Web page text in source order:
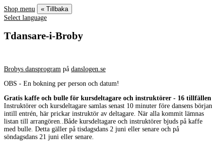
Shop menu
« Tillbaka
Select language
Tdansare-i-Broby
Brobys dansprogram på danslogen.se
OBS - En bokning per person och datum!
Gratis kaffe och bulle för kursdeltagare och instruktörer - 16 tillfällen
Instruktörer och kursdeltagare samlas senast 10 minuter före dansens början
intill entrén, här prickar instruktör av deltagare. När alla kommit lämnas
listan till arrangören..Både kursdeltagare och instruktörer bjuds på kaffe
med bulle. Detta gäller på tisdagsdans 2 juni eller senare och på
söndagsdans 21 juni eller senare.